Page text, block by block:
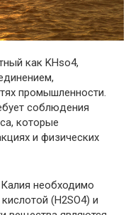
как KHso4,
промышленности.
соблюдения
которые
и физических
необходимо
(H2SO4) и